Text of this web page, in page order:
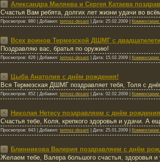
Александра Миляева и Сергея Катаева
Счастья Вам ребята, долгих лет жизни удачи во
Просмотров: 880 Добавил: termez-desant Дата: 25.02.2009 Комментарии
Всех воинов Термезской ДШМГ с
Поздравляю вас, братья по оружию!
Просмотров: 828 Добавил: termez-desant Дата: 15.02.2009 Комментарии
Цыба Анатолия с днём рождения!
Вся Термезская ДШМГ поздравляет тебя, Толя с
Просмотров: 852 Добавил: termez-desant Дата: 02.02.2009 Комментарии
Николая Нетесу поздравляем с днём
Счастья тебе, Коля, крепкого здоровья и удачи. А
Просмотров: 943 Добавил: termez-desant Дата: 25.01.2009 Комментарии
Блинникова Валерия поздравляем с днём
Желаем тебе, Валера большого счастья, здоровья и